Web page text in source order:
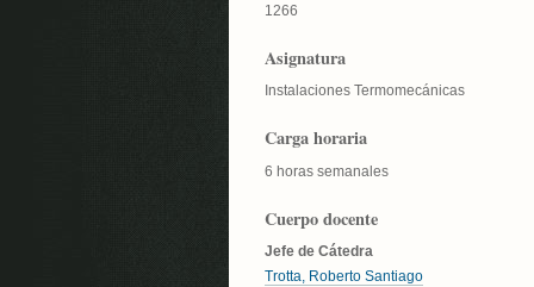
1266
Asignatura
Instalaciones Termomecánicas
Carga horaria
6 horas semanales
Cuerpo docente
Jefe de Cátedra
Trotta, Roberto Santiago